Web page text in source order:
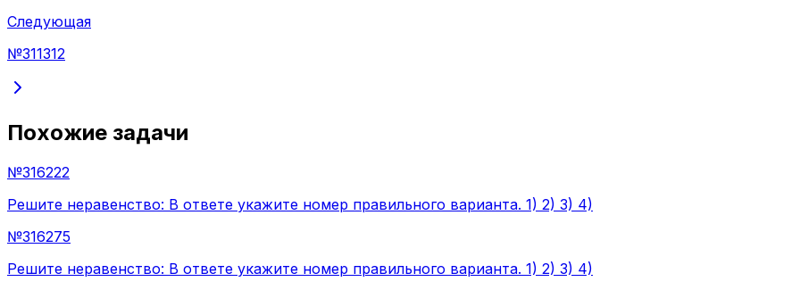
Следующая
№311312
Похожие задачи
№316222
Решите неравенство: В ответе укажите номер правильного варианта. 1) 2) 3) 4)
№316275
Решите неравенство: В ответе укажите номер правильного варианта. 1) 2) 3) 4)